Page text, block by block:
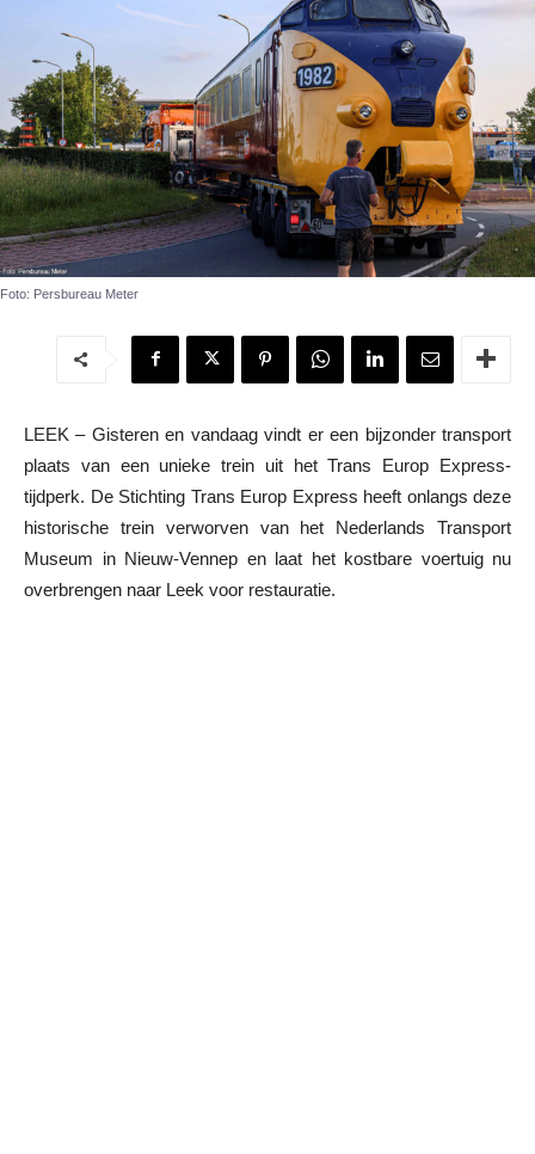
Foto: Persbureau Meter
LEEK – Gisteren en vandaag vindt er een bijzonder transport
plaats van een unieke trein uit het Trans Europ Express-
tijdperk. De Stichting Trans Europ Express heeft onlangs deze
historische trein verworven van het Nederlands Transport
Museum in Nieuw-Vennep en laat het kostbare voertuig nu
overbrengen naar Leek voor restauratie.